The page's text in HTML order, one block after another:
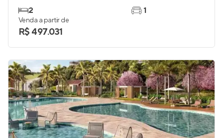
2
1
Venda a partir de
R$ 497.031